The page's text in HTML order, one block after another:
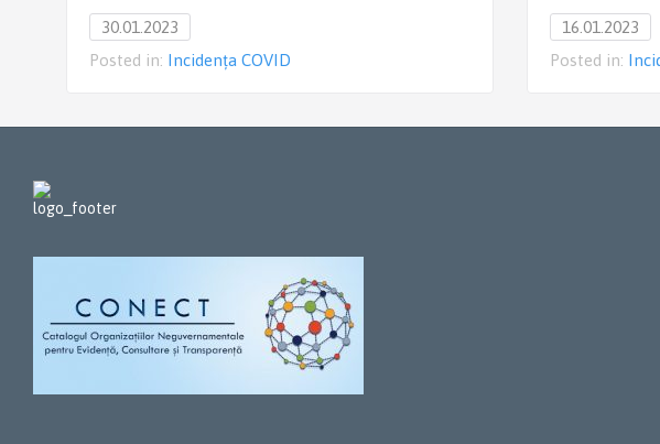
30.01.2023
Posted in: Incidența COVID
16.01.2023
Posted in: